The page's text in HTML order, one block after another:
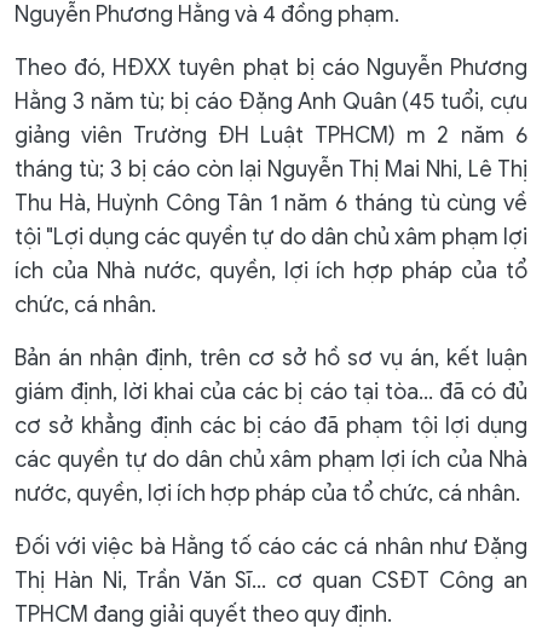
Nguyễn Phương Hằng và 4 đồng phạm.
Theo đó, HĐXX tuyên phạt bị cáo Nguyễn Phương
Hằng 3 năm tù; bị cáo Đặng Anh Quân (45 tuổi, cựu
giảng viên Trường ĐH Luật TPHCM) m 2 năm 6
tháng tù; 3 bị cáo còn lại Nguyễn Thị Mai Nhi, Lê Thị
Thu Hà, Huỳnh Công Tân 1 năm 6 tháng tù cùng về
tội "Lợi dụng các quyền tự do dân chủ xâm phạm lợi
ích của Nhà nước, quyền, lợi ích hợp pháp của tổ
chức, cá nhân.
Bản án nhận định, trên cơ sở hồ sơ vụ án, kết luận
giám định, lời khai của các bị cáo tại tòa... đã có đủ
cơ sở khẳng định các bị cáo đã phạm tội lợi dụng
các quyền tự do dân chủ xâm phạm lợi ích của Nhà
nước, quyền, lợi ích hợp pháp của tổ chức, cá nhân.
Đối với việc bà Hằng tố cáo các cá nhân như Đặng
Thị Hàn Ni, Trần Văn Sĩ… cơ quan CSĐT Công an
TPHCM đang giải quyết theo quy định.